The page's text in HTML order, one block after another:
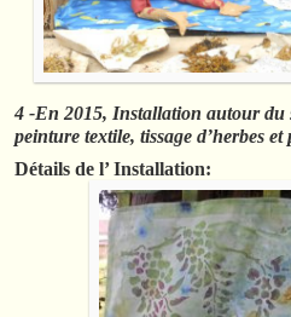
4 -En 2015, Installation autour du
peinture textile, tissage d’herbes
Détails de l’ Installation: